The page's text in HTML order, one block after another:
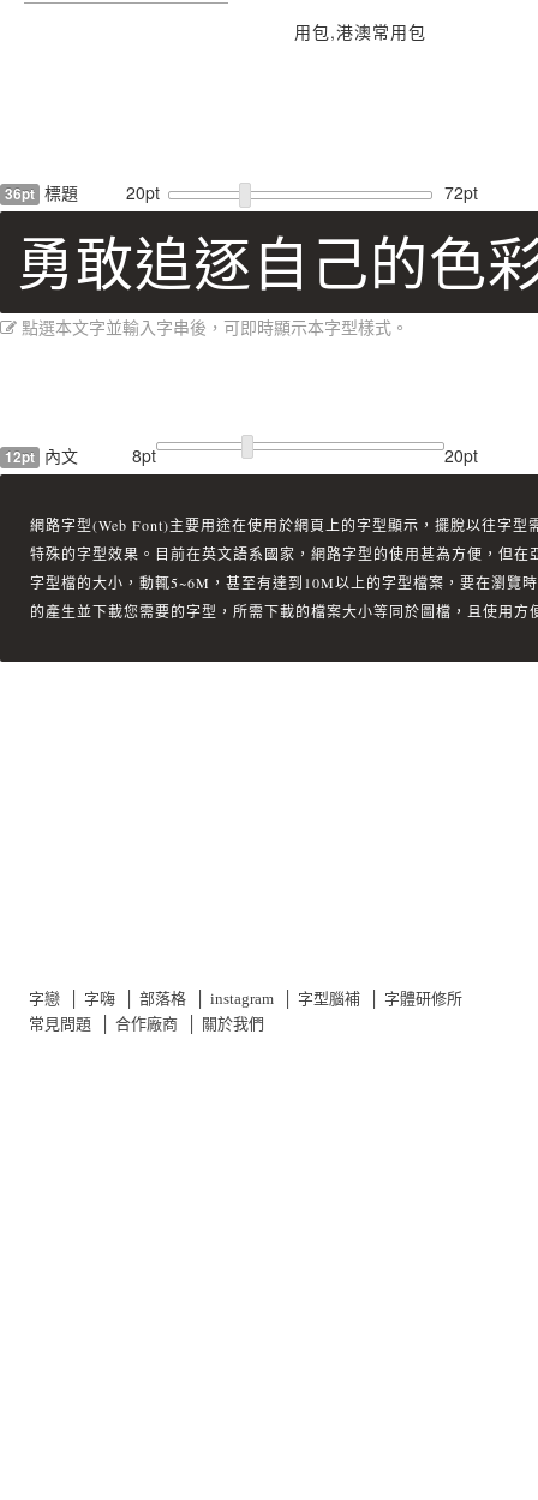
用包,港澳常用包
36pt 標題 72pt
20pt
勇敢追逐自己的色
點選本文字並輸入字串後，可即時顯示本字型樣式。
12pt 內文 20pt
8pt
網路字型(Web Font)主要用途在使用於網頁上的字型顯示，擺脫以往字型
特殊的字型效果 。目前在英文語系國家， 網路字型的使用甚為方便，但在
字型檔的大小，動輒5~6M，甚至有達到10M以上的字型檔案，要在瀏覽
的產生並下載您需要的字型 ，所需下載的檔案大小等同於圖檔，且使用方
字戀 字嗨 部落格 instagram 字型腦補
字體研修所
常見問題
合作廠商 關於我們